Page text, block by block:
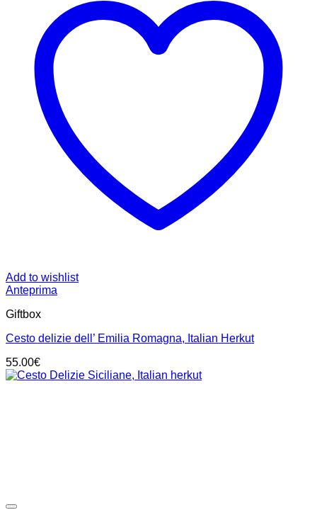
Add to wishlist
Anteprima
Giftbox
Cesto delizie dell’ Emilia Romagna, Italian Herkut
55.00€